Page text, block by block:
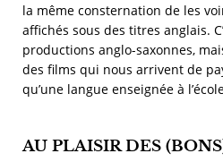
la même consternation de les
affichés sous des titres anglais.
productions anglo-saxonnes,
des films qui nous arrivent de
qu’une langue enseignée à
AU PLAISIR DES